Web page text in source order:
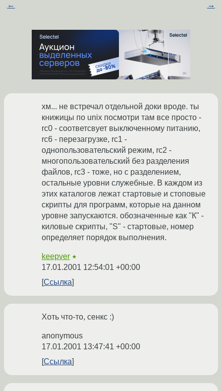
← →
хм... не встречал отдельной доки вроде. ты
книжицы по unix посмотри там все просто -
rc0 - соответсвует выключенному питанию,
rc6 - перезагрузке, rc1 -
однопользовательский режим, rc2 -
многопользовательский без разделения
файлов, rc3 - тоже, но с разделением,
остальные уровни служебные. В каждом из
этих каталогов лежат стартовые и стоповые
скрипты для программ, которые на данном
уровне запускаются. обозначенные как "К" -
киловые скрипты, "S" - стартовые, номер
определяет порядок выполнения.
keepver ★
17.01.2001 12:54:01 +00:00
Ссылка
Хоть что-то, сенкс :)
anonymous
17.01.2001 13:47:41 +00:00
Ссылка